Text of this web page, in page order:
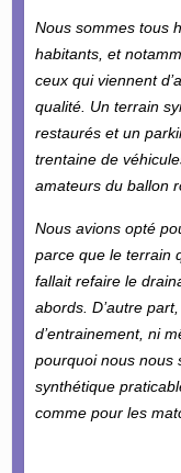
Nous sommes tous
habitants, et
ceux qui viennent
qualité. Un terrain
restaurés et un
trentaine de
amateurs du ballon
Nous avions opté
parce que le terrain
fallait refaire le
abords. D’autre
d’entrainement, ni
pourquoi nous nous
synthétique
comme pour les